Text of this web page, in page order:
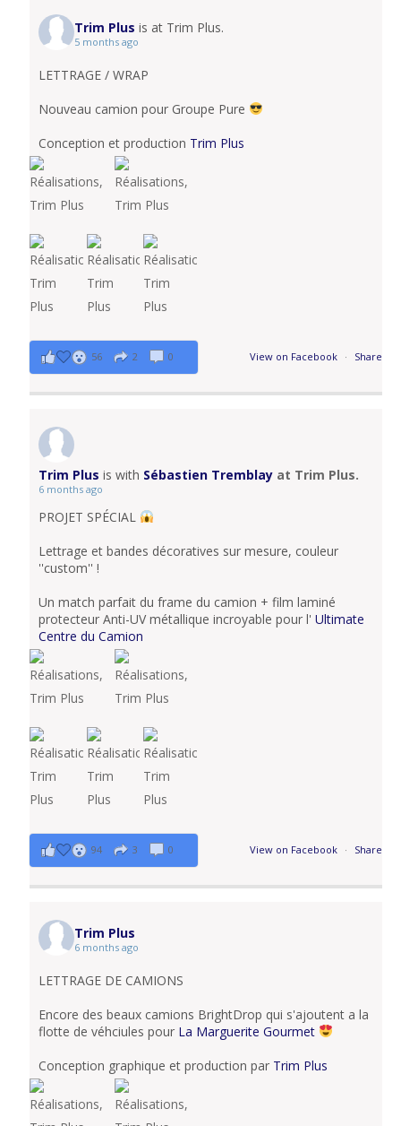
Trim Plus is at Trim Plus.
5 months ago
LETTRAGE / WRAP
Nouveau camion pour Groupe Pure
Conception et production Trim Plus
View on Facebook · Share
56 2 0
Trim Plus is with Sébastien Tremblayat Trim Plus.
6 months ago
PROJET SPÉCIAL
Lettrage et bandes décoratives sur mesure, couleur
''custom'' !
Un match parfait du frame du camion + film laminé
protecteur Anti-UV métallique incroyable pour l' Ultimate
Centre du Camion
View on Facebook · Share
94 3 0
Trim Plus
6 months ago
LETTRAGE DE CAMIONS
Encore des beaux camions BrightDrop qui s'ajoutent a la
flotte de véhciules pour La Marguerite Gourmet
Conception graphique et production par Trim Plus